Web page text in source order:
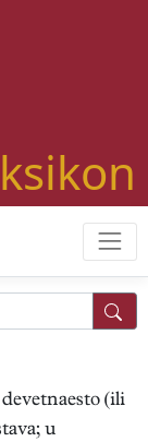
(ili
u